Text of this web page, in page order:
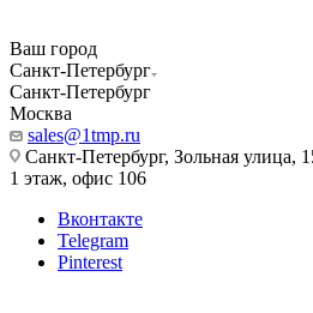
Ваш город
Санкт-Петербург
Санкт-Петербург
Москва
sales@1tmp.ru
Санкт-Петербург, Зольная улица,
1 этаж, офис 106
Вконтакте
Telegram
Pinterest